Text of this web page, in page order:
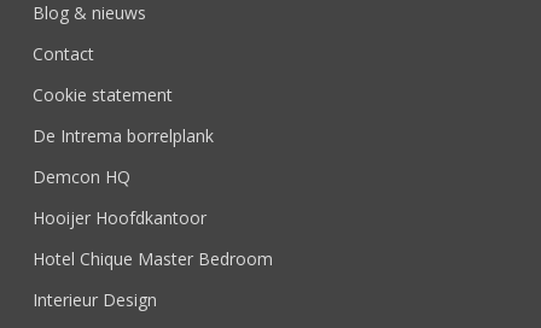
Blog & nieuws
Contact
Cookie statement
De Intrema borrelplank
Demcon HQ
Hooijer Hoofdkantoor
Hotel Chique Master Bedroom
Interieur Design